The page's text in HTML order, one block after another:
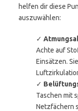
helfen dir diese
auszuwählen:
✓
Achte auf
Einsätzen.
✓
Taschen mit
Netzfächern